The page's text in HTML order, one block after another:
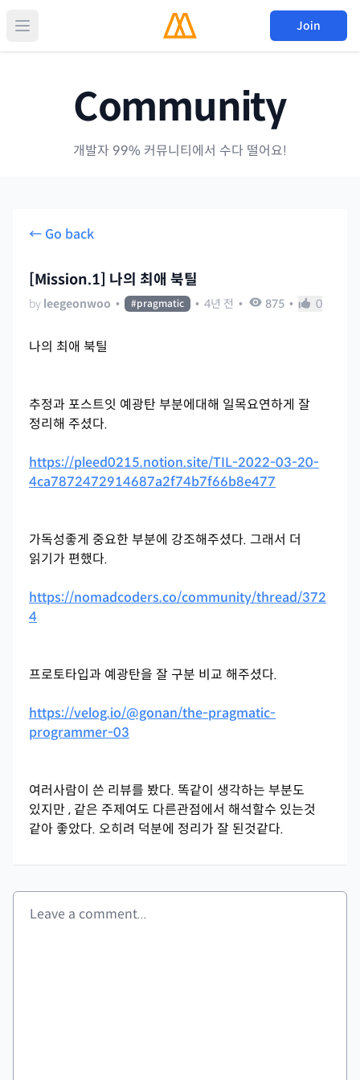
Join
Community
개발자 99% 커뮤니티에서 수다 떨어요!
← Go back
[Mission.1] 나의 최애 북틸
by leegeonwoo • #pragmatic • 4년 전 • 875 • 0
나의 최애 북틸
추정과 포스트잇 예광탄 부분에대해 일목요연하게 잘
정리해 주셨다.
https://pleed0215.notion.site/TIL-2022-03-20-
4ca7872472914687a2f74b7f66b8e477
가독성좋게 중요한 부분에 강조해주셨다. 그래서 더
읽기가 편했다.
https://nomadcoders.co/community/thread/372
4
프로토타입과 예광탄을 잘 구분 비교 해주셨다.
https://velog.io/@gonan/the-pragmatic-
programmer-03
여러사람이 쓴 리뷰를 봤다. 똑같이 생각하는 부분도
있지만 , 같은 주제여도 다른관점에서 해석할수 있는것
같아 좋았다. 오히려 덕분에 정리가 잘 된것같다.